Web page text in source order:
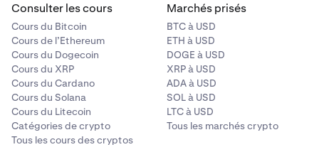
Consulter les cours
Cours du Bitcoin
Cours de l’Ethereum
Cours du Dogecoin
Cours du XRP
Cours du Cardano
Cours du Solana
Cours du Litecoin
Catégories de crypto
Tous les cours des cryptos
Marchés prisés
BTC à USD
ETH à USD
DOGE à USD
XRP à USD
ADA à USD
SOL à USD
LTC à USD
Tous les marchés crypto